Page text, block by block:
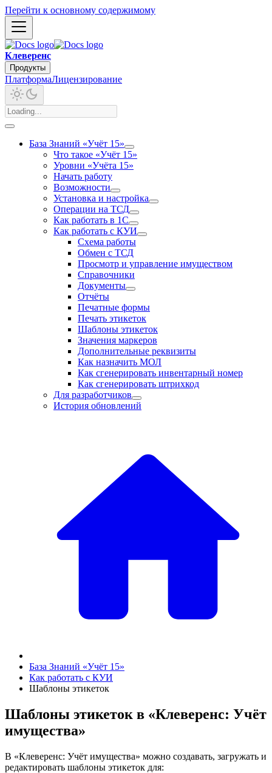
Перейти к основному содержимому
Клеверенс
Продукты
ПлатформаЛицензирование
База Знаний «Учёт 15»
Что такое «Учёт 15»
Уровни «Учёта 15»
Начать работу
Возможности
Установка и настройка
Операции на ТСД
Как работать в 1С
Как работать с КУИ
Схема работы
Обмен с ТСД
Просмотр и управление имуществом
Справочники
Документы
Отчёты
Печатные формы
Печать этикеток
Шаблоны этикеток
Значения маркеров
Дополнительные реквизиты
Как назначить МОЛ
Как сгенерировать инвентарный номер
Как сгенерировать штрихкод
Для разработчиков
История обновлений
База Знаний «Учёт 15»
Как работать с КУИ
Шаблоны этикеток
Шаблоны этикеток в «Клеверенс: Учёт
имущества»
В «Клеверенс: Учёт имущества» можно создавать, загружать и
редактировать шаблоны этикеток для: